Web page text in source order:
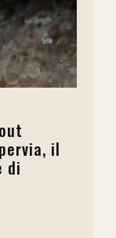
il
di